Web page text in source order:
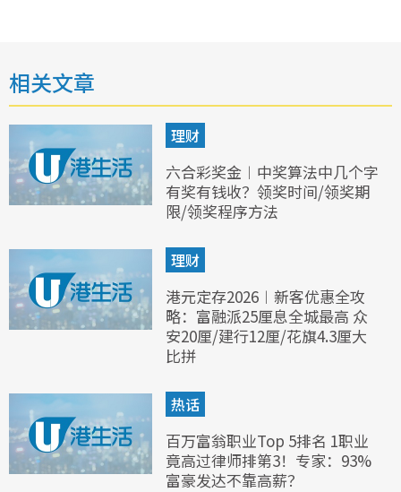
相关文章
理财
六合彩奖金︱中奖算法中几个字
有奖有钱收？领奖时间/领奖期
限/领奖程序方法
理财
港元定存2026︱新客优惠全攻
略：富融派25厘息全城最高 众
安20厘/建行12厘/花旗4.3厘大
比拼
热话
百万富翁职业Top 5排名 1职业
竟高过律师排第3！专家：93%
富豪发达不靠高薪？